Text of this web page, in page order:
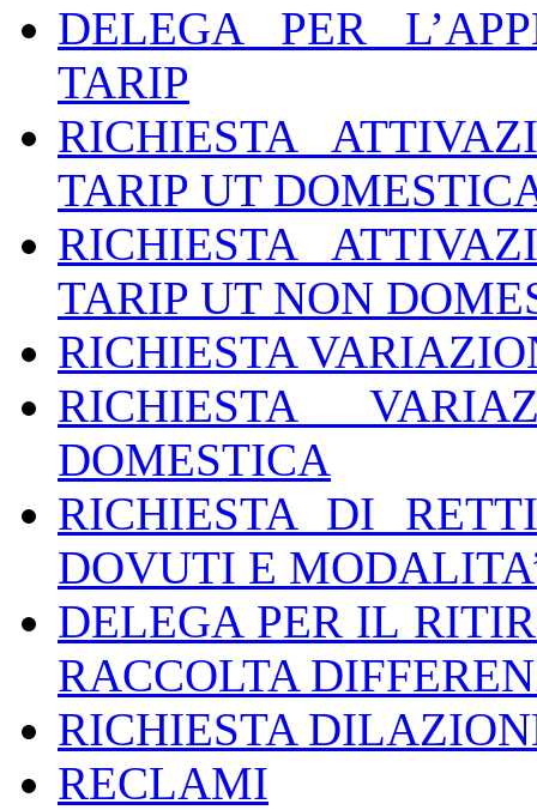
DELEGA PER
TARIP
RICHIESTA
TARIP UT
RICHIESTA
TARIP UT NON
RICHIESTA
RICHIESTA
DOMESTICA
RICHIESTA DI
DOVUTI E
DELEGA PER IL
RACCOLTA
RICHIESTA
RECLAMI